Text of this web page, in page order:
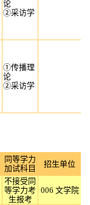
论
②采访学
①传播理
论
②采访学
同等学力
加试科目
招生单位
不接受同
等学力考
生报考
006 文学院